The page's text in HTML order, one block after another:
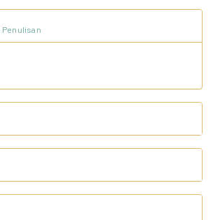
Penulisan